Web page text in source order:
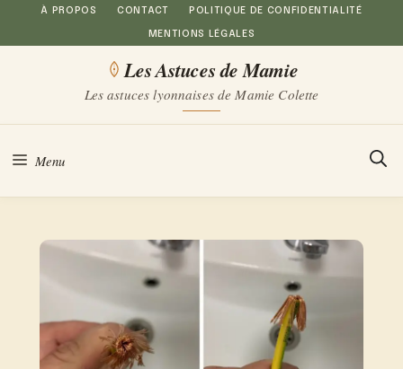
Aller
au
À PROPOS CONTACT POLITIQUE DE CONFIDENTIALITÉ
MENTIONS LÉGALES
Les Astuces de Mamie
Les astuces lyonnaises de Mamie Colette
Menu